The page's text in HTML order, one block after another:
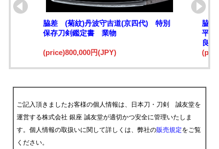
脇差 (菊紋)丹波守吉道(京四代) 特別
保存刀剣鑑定書 業物
(price)800,000円(JPY)
脇
平
良業
ご記入頂きましたお客様の個人情報は、日本刀・刀剣 誠友堂を
運営する株式会社 銀座 誠友堂が適切かつ安全に管理いたしま
す。個人情報の取扱いに関して詳しくは、弊社の販売規定をご覧
ください。